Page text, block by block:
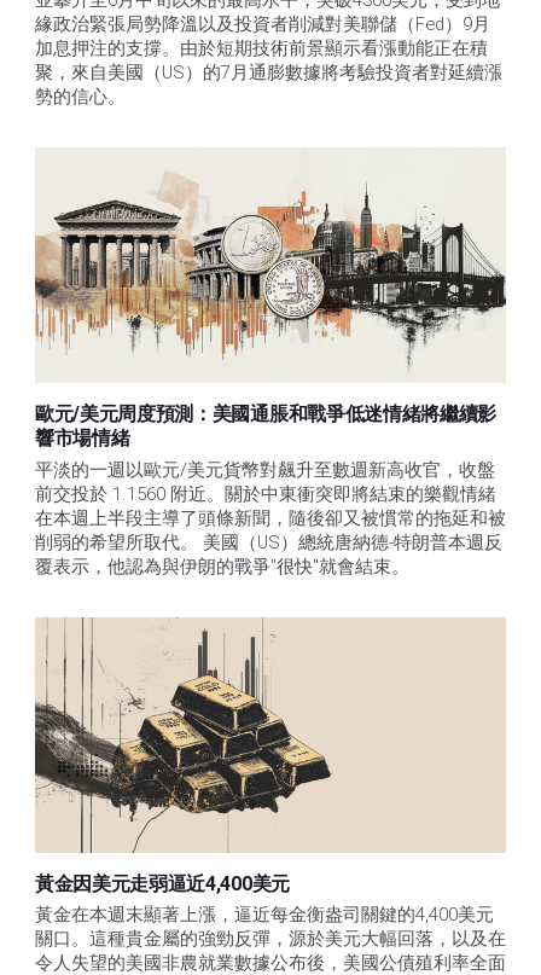
緣政治緊張局勢降溫以及投資者削減對美聯儲（Fed）9月
加息押注的支撐。由於短期技術前景顯示看漲動能正在積
聚，來自美國（US）的7月通膨數據將考驗投資者對延續漲
勢的信心。
歐元/美元周度預測：美國通脹和戰爭低迷情緒將繼續影
響市場情緒
平淡的一週以歐元/美元貨幣對飆升至數週新高收官，收盤
前交投於 1.1560 附近。關於中東衝突即將結束的樂觀情緒
在本週上半段主導了頭條新聞，隨後卻又被慣常的拖延和被
削弱的希望所取代。 美國（US）總統唐納德-特朗普本週反
覆表示，他認為與伊朗的戰爭"很快"就會結束。
黃金因美元走弱逼近4,400美元
黃金在本週末顯著上漲，逼近每金衡盎司關鍵的4,400美元
關口。這種貴金屬的強勁反彈，源於美元大幅回落，以及在
令人失望的美國非農就業數據公布後，美國公債殖利率全面